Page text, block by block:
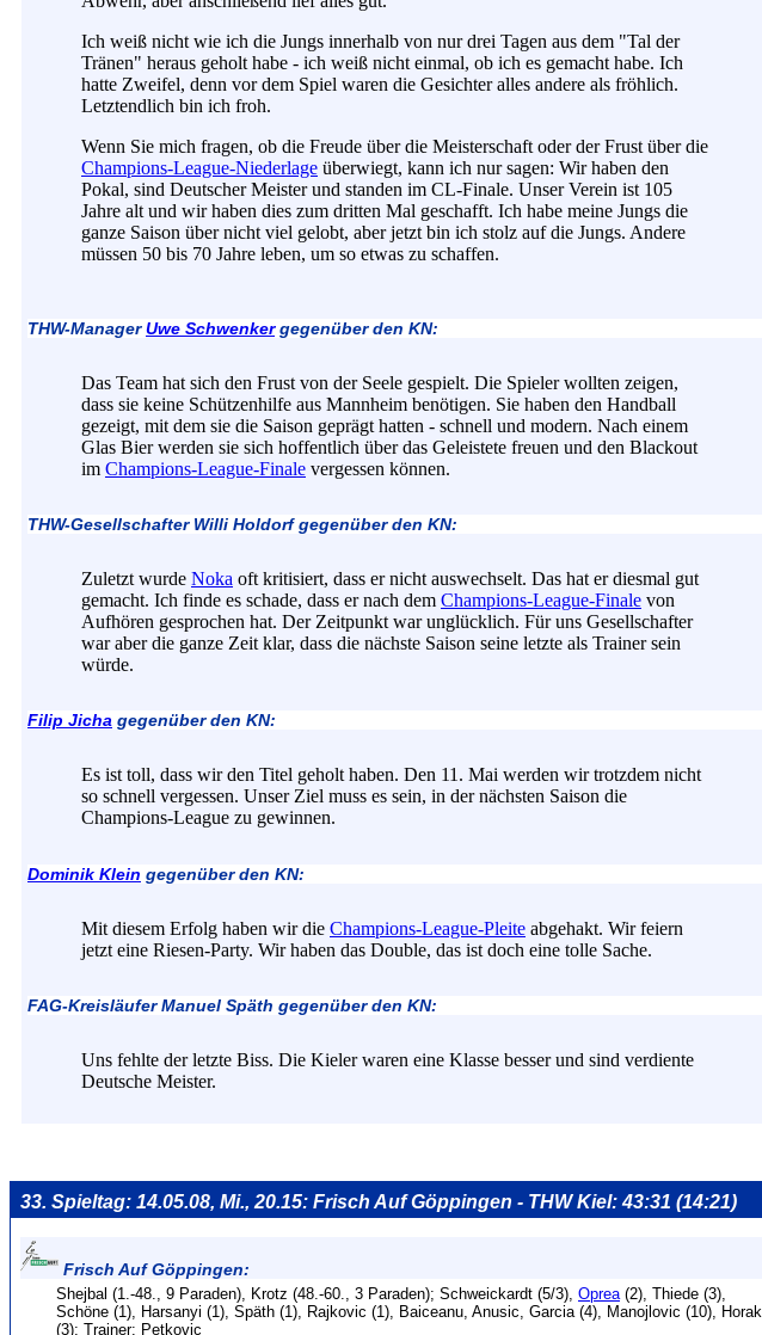
Ich weiß nicht wie ich die Jungs innerhalb von nur drei Tagen aus dem "Tal der
Tränen" heraus geholt habe - ich weiß nicht einmal, ob ich es gemacht habe. Ich
hatte Zweifel, denn vor dem Spiel waren die Gesichter alles andere als fröhlich.
Letztendlich bin ich froh.
Wenn Sie mich fragen, ob die Freude über die Meisterschaft oder der Frust über die
Champions-League-Niederlage überwiegt, kann ich nur sagen: Wir haben den
Pokal, sind Deutscher Meister und standen im CL-Finale. Unser Verein ist 105
Jahre alt und wir haben dies zum dritten Mal geschafft. Ich habe meine Jungs die
ganze Saison über nicht viel gelobt, aber jetzt bin ich stolz auf die Jungs. Andere
müssen 50 bis 70 Jahre leben, um so etwas zu schaffen.
THW-ManagerUwe Schwenkergegenüber den KN:
Das Team hat sich den Frust von der Seele gespielt. Die Spieler wollten zeigen,
dass sie keine Schützenhilfe aus Mannheim benötigen. Sie haben den Handball
gezeigt, mit dem sie die Saison geprägt hatten - schnell und modern. Nach einem
Glas Bier werden sie sich hoffentlich über das Geleistete freuen und den Blackout
im Champions-League-Finale vergessen können.
THW-Gesellschafter Willi Holdorf gegenüber den KN:
Zuletzt wurde Noka oft kritisiert, dass er nicht auswechselt. Das hat er diesmal gut
gemacht. Ich finde es schade, dass er nach dem Champions-League-Finale von
Aufhören gesprochen hat. Der Zeitpunkt war unglücklich. Für uns Gesellschafter
war aber die ganze Zeit klar, dass die nächste Saison seine letzte als Trainer sein
würde.
Filip Jicha gegenüber den KN:
Es ist toll, dass wir den Titel geholt haben. Den 11. Mai werden wir trotzdem nicht
so schnell vergessen. Unser Ziel muss es sein, in der nächsten Saison die
Champions-League zu gewinnen.
Dominik Klein gegenüber den KN:
Mit diesem Erfolg haben wir die Champions-League-Pleite abgehakt. Wir feiern
jetzt eine Riesen-Party. Wir haben das Double, das ist doch eine tolle Sache.
FAG-Kreisläufer Manuel Späth gegenüber den KN:
Uns fehlte der letzte Biss. Die Kieler waren eine Klasse besser und sind verdiente
Deutsche Meister.
33. Spieltag: 14.05.08, Mi., 20.15: Frisch Auf Göppingen - THW Kiel: 43:31 (14:21)
Frisch Auf Göppingen:
Shejbal (1.-48., 9 Paraden), Krotz (48.-60., 3 Paraden); Schweickardt (5/3), Oprea (2), Thiede (3),
Schöne (1), Harsanyi (1), Späth (1), Rajkovic (1), Baiceanu, Anusic, Garcia (4), Manojlovic (10), Horak
(3); Trainer: Petkovic